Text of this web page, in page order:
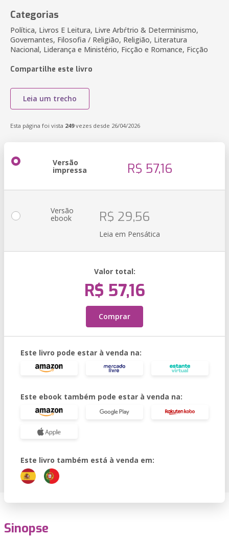
Categorias
Política, Livros E Leitura, Livre Arbŕtrio & Determinismo,
Governantes, Filosofia / Religião, Religião, Literatura
Nacional, Liderança e Ministério, Ficção e Romance, Ficção
Compartilhe este livro
Leia um trecho
Esta página foi vista 249vezes desde 26/04/2026
Versão
impressa R$ 57,16
Versão
ebook R$ 29,56
Leia em Pensática
Valor total:
R$ 57,16
Comprar
Este livro pode estar à venda na:
Este ebook também pode estar à venda na:
Este livro também está à venda em:
Sinopse